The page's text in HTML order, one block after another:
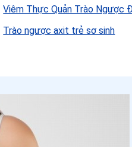
Viêm Thực Quản Trào Ngược
Trào ngược axit trẻ sơ sinh